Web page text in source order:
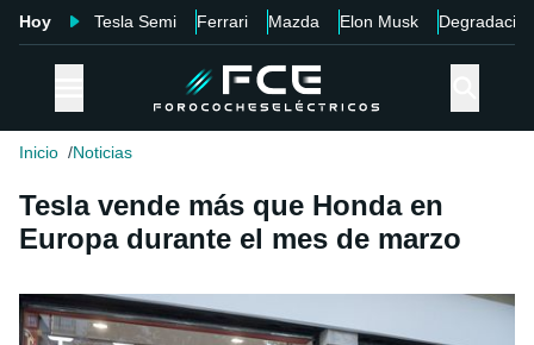
Hoy Tesla Semi Ferrari Mazda Elon Musk Degradación
Inicio Noticias
Tesla vende más que Honda en
Europa durante el mes de marzo